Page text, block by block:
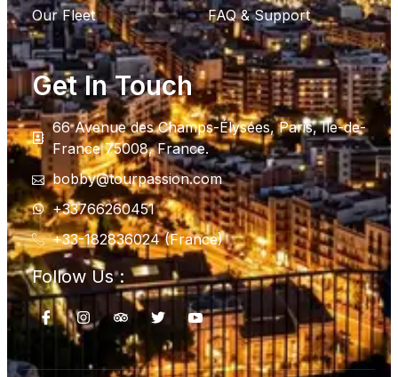
Our Fleet
FAQ & Support
Get In Touch
66 Avenue des Champs-Élysées, Paris, Ile-de-
France 75008, France.
bobby@tourpassion.com
+33766260451
+33-182836024 (France)
Follow Us :